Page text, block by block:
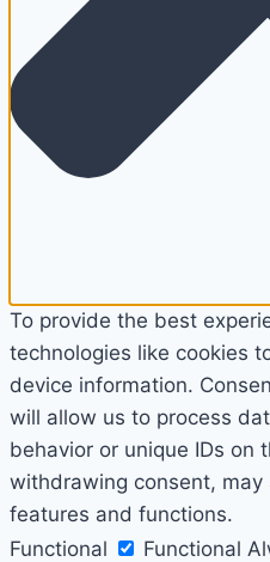
To provide the best
technologies like cookies
device information.
will allow us to process
behavior or unique IDs on
withdrawing consent,
features and functions.
Functional
Functional